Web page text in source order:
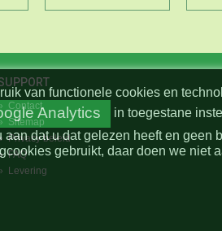
Contact
Sitemap
Privacy beleid
FAQ
Levering
van functionele cookies en
Analytics in toegestane
dat u dat gelezen heeft en
gebruikt, daar doen we niet